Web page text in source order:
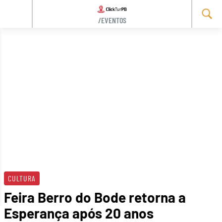
/EVENTOS
CULTURA
Feira Berro do Bode retorna a
Esperança após 20 anos